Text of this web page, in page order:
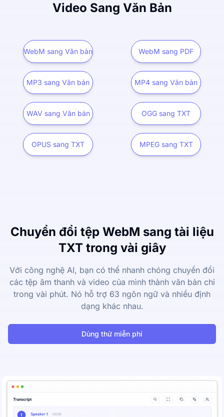
Video Sang Văn Bản
WebM sang Văn bản WebM sang PDF
MP3 sang Văn bản MP4 sang Văn bản
WAV sang Văn bản OGG sang TXT
OPUS sang TXT MPEG sang TXT
Chuyển đổi tệp WebM sang tài liệu
TXT trong vài giây
Với công nghệ AI, bạn có thể nhanh chóng chuyển đổi
các tệp âm thanh và video của mình thành văn bản chỉ
trong vài phút. Nó hỗ trợ 63 ngôn ngữ và nhiều định
dạng khác nhau.
Dùng thử miễn phí